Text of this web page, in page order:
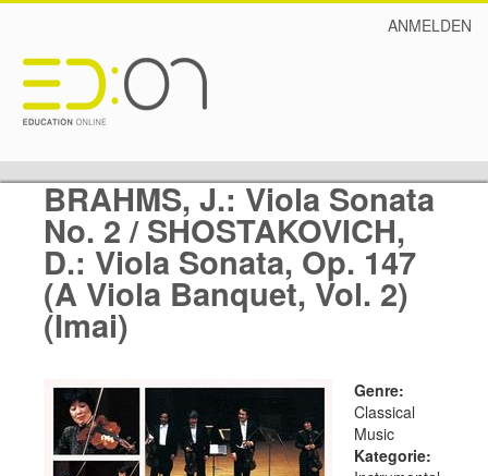
ANMELDEN
BRAHMS, J.: Viola Sonata
No. 2 / SHOSTAKOVICH,
D.: Viola Sonata, Op. 147
(A Viola Banquet, Vol. 2)
(Imai)
Genre:
Classical
Music
Kategorie: